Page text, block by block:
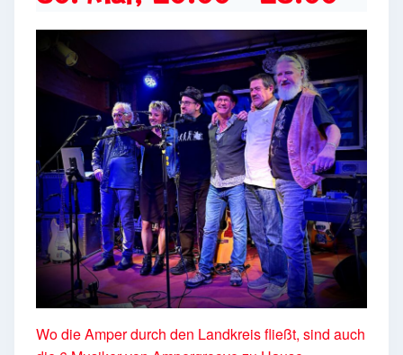
Wo die Amper durch den Landkreis fließt, sind auch